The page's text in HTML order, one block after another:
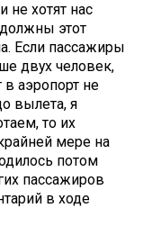
не хотят нас
этот
Если пассажиры
двух человек,
аэропорт не
вылета, я
то их
мере на
потом
пассажиров
в ходе